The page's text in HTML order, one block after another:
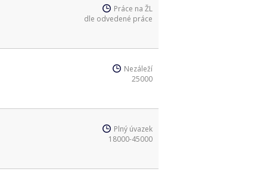
Práce na ŽL
dle odvedené práce
Nezáleží
25000
Plný úvazek
18000-45000